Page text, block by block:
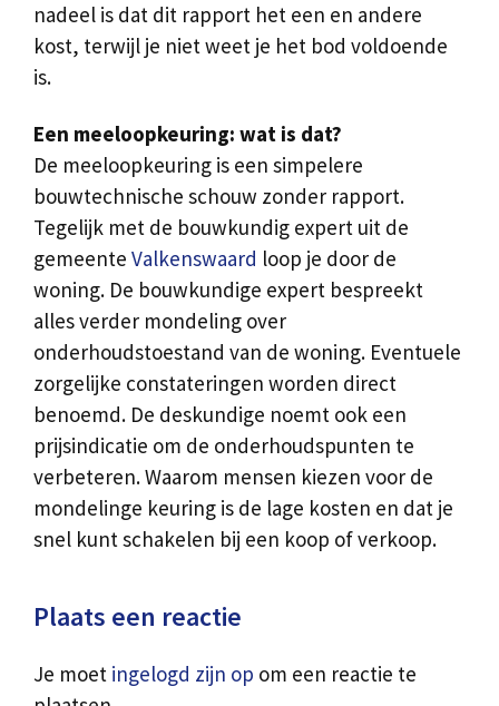
nadeel is dat dit rapport het een en andere
kost, terwijl je niet weet je het bod voldoende
is.
Een meeloopkeuring: wat is dat?
De meeloopkeuring is een simpelere
bouwtechnische schouw zonder rapport.
Tegelijk met de bouwkundig expert uit de
gemeente Valkenswaard loop je door de
woning. De bouwkundige expert bespreekt
alles verder mondeling over
onderhoudstoestand van de woning. Eventuele
zorgelijke constateringen worden direct
benoemd. De deskundige noemt ook een
prijsindicatie om de onderhoudspunten te
verbeteren. Waarom mensen kiezen voor de
mondelinge keuring is de lage kosten en dat je
snel kunt schakelen bij een koop of verkoop.
Plaats een reactie
Je moet ingelogd zijn op om een reactie te